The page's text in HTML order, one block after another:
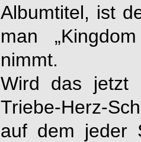
Albumtitel, ist
man „
nimmt.
Wird das jetzt
Triebe-Herz-
auf dem jeder